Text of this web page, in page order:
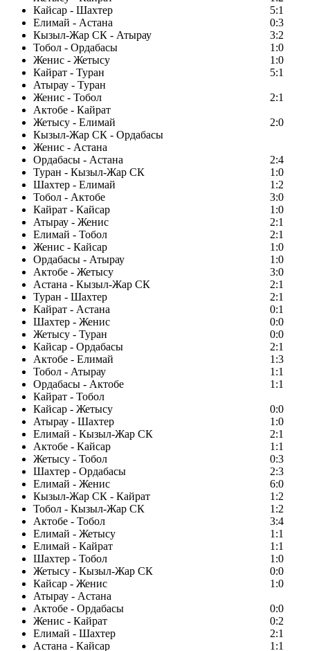
Кайсар - Шахтер
5:1
Елимай - Астана
0:3
Кызыл-Жар СК - Атырау
3:2
Тобол - Ордабасы
1:0
Женис - Жетысу
1:0
Кайрат - Туран
5:1
Атырау - Туран
Женис - Тобол
2:1
Актобе - Кайрат
Жетысу - Елимай
2:0
Кызыл-Жар СК - Ордабасы
Женис - Астана
Ордабасы - Астана
2:4
Туран - Кызыл-Жар СК
1:0
Шахтер - Елимай
1:2
Тобол - Актобе
3:0
Кайрат - Кайсар
1:0
Атырау - Женис
2:1
Елимай - Тобол
2:1
Женис - Кайсар
1:0
Ордабасы - Атырау
1:0
Актобе - Жетысу
3:0
Астана - Кызыл-Жар СК
2:1
Туран - Шахтер
2:1
Кайрат - Астана
0:1
Шахтер - Женис
0:0
Жетысу - Туран
0:0
Кайсар - Ордабасы
2:1
Актобе - Елимай
1:3
Тобол - Атырау
1:1
Ордабасы - Актобе
1:1
Кайрат - Тобол
Кайсар - Жетысу
0:0
Атырау - Шахтер
1:0
Елимай - Кызыл-Жар СК
2:1
Актобе - Кайсар
1:1
Жетысу - Тобол
0:3
Шахтер - Ордабасы
2:3
Елимай - Женис
6:0
Кызыл-Жар СК - Кайрат
1:2
Тобол - Кызыл-Жар СК
1:2
Актобе - Тобол
3:4
Елимай - Жетысу
1:1
Елимай - Кайрат
1:1
Шахтер - Тобол
1:0
Жетысу - Кызыл-Жар СК
0:0
Кайсар - Женис
1:0
Атырау - Астана
Актобе - Ордабасы
0:0
Женис - Кайрат
0:2
Елимай - Шахтер
2:1
Астана - Кайсар
1:1